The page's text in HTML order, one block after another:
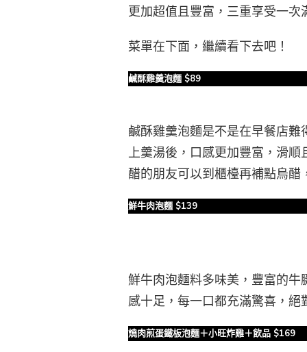
更加超值且豐富，三重享受一次
菜單在下面，繼續看下去吧！
鹹酥雞羹泡麵 $89
鹹酥雞羹泡麵是不是在早餐店
上羹湯後，口感更加豐富，滑
醋的朋友可以到櫃檯再補點烏醋
鮮牛肉泡麵 $139
鮮牛肉泡麵料多味美，豐富的
感十足，每一口都充滿驚喜，絕
燒肉煎蛋鐵板泡麵＋小旺炸雞＋飲品 $169